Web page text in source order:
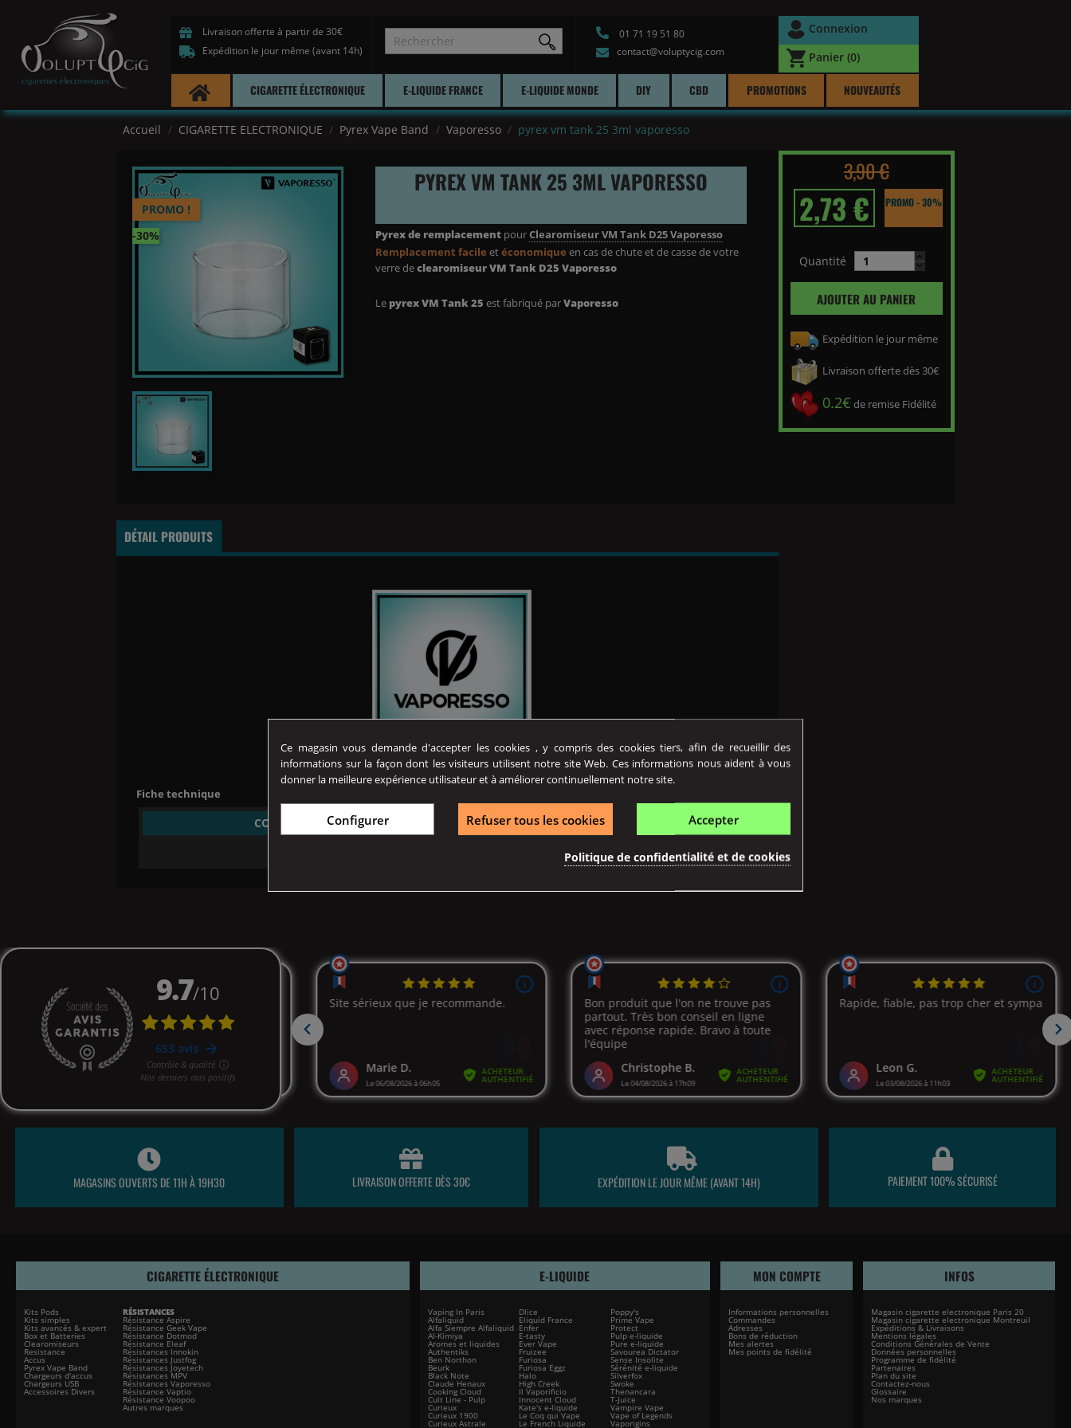
Livraison offerte à partir de 30€
Expédition le jour même (avant 14h)
01 71 19 51 80
contact@voluptycig.com
Connexion
Panier (0)
CIGARETTE ÉLECTRONIQUE E-LIQUIDE FRANCE E-LIQUIDE MONDE DIY CBD PROMOTIONS NOUVEAUTÉS
Accueil CIGARETTE ELECTRONIQUE Pyrex Vape Band Vaporesso pyrex vm tank 25 3ml vaporesso
PROMO !
-30%
PYREX VM TANK 25 3ML VAPORESSO
Pyrex de remplacement pourClearomiseur VM Tank D25 Vaporesso
Remplacement facile etéconomiqueen cas de chute et de casse de votre
verre declearomiseur VM Tank D25 Vaporesso
Le pyrex VM Tank 25 est fabriqué parVaporesso
3,90 €
2,73 € PROMO - 30%
Quantité
AJOUTER AU PANIER
Expédition le jour même
Livraison offerte dès 30€
0.2€ de remise Fidélité
DÉTAIL PRODUITS
Référence 02866
Fiche technique
CONTENANCE
MATIÈRE
Pyrex
MAGASINS OUVERTS DE 11H À 19H30 LIVRAISON OFFERTE DÈS 30€ EXPÉDITION LE JOUR MÊME (AVANT 14H) PAIEMENT 100% SÉCURISÉ
CIGARETTE ÉLECTRONIQUE
Kits Pods
Kits simples
Kits avancés & expert
Box et Batteries
Clearomiseurs
Resistance
Accus
Pyrex Vape Band
Chargeurs d'accus
Chargeurs USB
Accessoires Divers
RÉSISTANCES
Résistance Aspire
Résistance Geek Vape
Résistance Dotmod
Résistance Eleaf
Résistances Innokin
Résistances Justfog
Résistances Joyetech
Résistances MPV
Résistances Vaporesso
Résistance Vaptio
Résistance Voopoo
Autres marques
E-LIQUIDE
Vaping In Paris
Alfaliquid
Alfa Siempre Alfaliquid
Al-Kimiya
Aromes et liquides
Authentiks
Ben Northon
Beurk
Black Note
Claude Henaux
Cooking Cloud
Cult Line - Pulp
Curieux
Curieux 1900
Curieux Astrale
Dlice
Eliquid France
Enfer
E-tasty
Ever Vape
Fruizee
Furiosa
Furiosa Eggz
Halo
High Creek
Il Vaporificio
Innocent Cloud
Kate's e-liquide
Le Coq qui Vape
Le French Liquide
Poppy's
Prime Vape
Protect
Pulp e-liquide
Pure e-liquide
Savourea Dictator
Sense Insolite
Sérénité e-liquide
Silverfox
Swoke
Thenancara
T-Juice
Vampire Vape
Vape of Legends
Vaporigins
MON COMPTE
Informations personnelles
Commandes
Adresses
Bons de réduction
Mes alertes
Mes points de fidélité
INFOS
Magasin cigarette electronique Paris 20
Magasin cigarette electronique Montreuil
Expéditions & Livraisons
Mentions légales
Conditions Générales de Vente
Données personnelles
Programme de fidélité
Partenaires
Plan du site
Contactez-nous
Glossaire
Nos marques
Ce magasin vous demande d'accepter les cookies , y compris des cookies tiers, afin de recueillir des
informations sur la façon dont les visiteurs utilisent notre site Web. Ces informations nous aident à vous
donner la meilleure expérience utilisateur et à améliorer continuellement notre site.
Accepter
Refuser tous les cookies
Configurer
Politique de confidentialité et de cookies